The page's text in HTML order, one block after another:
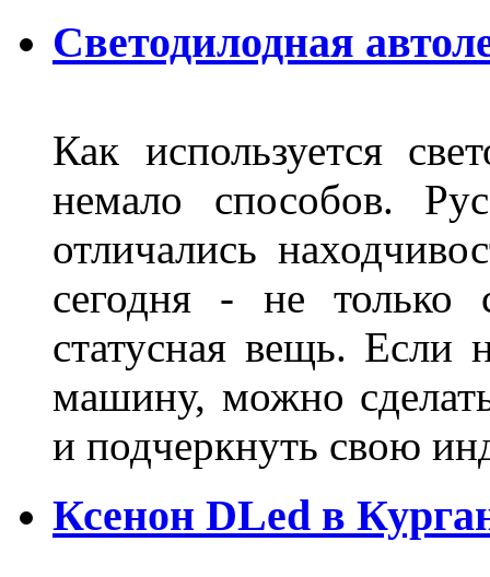
Светодилодная
Как используется
немало способов.
отличались
сегодня - не только
статусная вещь. Если
машину, можно
и подчеркнуть свою
Ксенон DLed в